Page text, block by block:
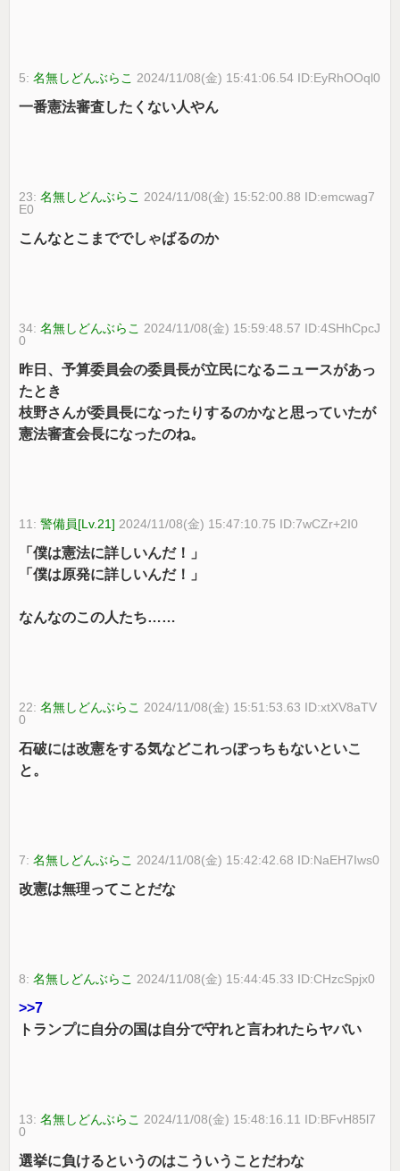
5:名無しどんぶらこ 2024/11/08(金) 15:41:06.54 ID:EyRhOOql0
一番憲法審査したくない人やん
23:名無しどんぶらこ 2024/11/08(金) 15:52:00.88 ID:emcwag7
E0
こんなとこまででしゃばるのか
34:名無しどんぶらこ 2024/11/08(金) 15:59:48.57 ID:4SHhCpcJ
0
昨日、予算委員会の委員長が立民になるニュースがあっ
たとき
枝野さんが委員長になったりするのかなと思っていたが
憲法審査会長になったのね。
11:警備員[Lv.21] 2024/11/08(金) 15:47:10.75 ID:7wCZr+2I0
「僕は憲法に詳しいんだ！」
「僕は原発に詳しいんだ！」
なんなのこの人たち……
22:名無しどんぶらこ 2024/11/08(金) 15:51:53.63 ID:xtXV8aTV
0
石破には改憲をする気などこれっぽっちもないといこ
と。
7:名無しどんぶらこ 2024/11/08(金) 15:42:42.68 ID:NaEH7Iws0
改憲は無理ってことだな
8:名無しどんぶらこ 2024/11/08(金) 15:44:45.33 ID:CHzcSpjx0
>>7
トランプに自分の国は自分で守れと言われたらヤバい
13:名無しどんぶらこ 2024/11/08(金) 15:48:16.11 ID:BFvH85l7
0
選挙に負けるというのはこういうことだわな